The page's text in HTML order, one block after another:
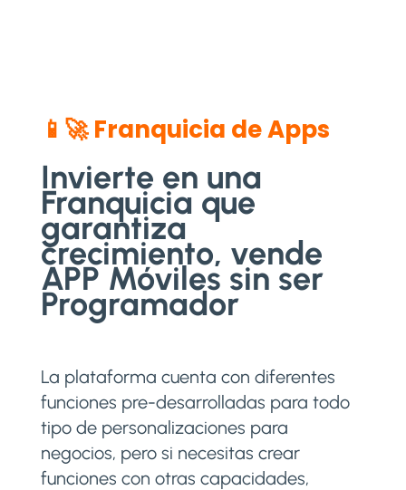
📱🚀 Franquicia de Apps
Invierte en una
Franquicia que
garantiza
crecimiento, vende
APP Móviles sin ser
Programador
La plataforma cuenta con diferentes
funciones pre-desarrolladas para todo
tipo de personalizaciones para
negocios, pero si necesitas crear
funciones con otras capacidades,